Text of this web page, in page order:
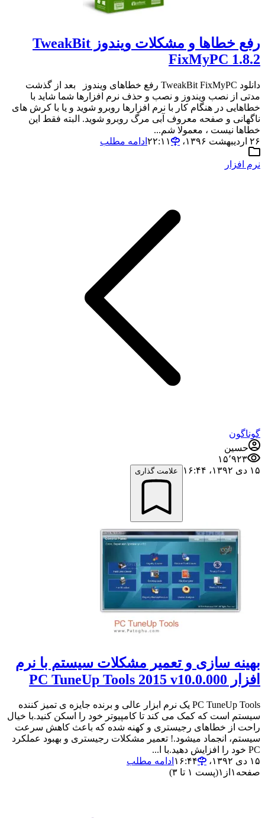
رفع خطاها و مشکلات ویندوز TweakBit
FixMyPC 1.8.2
دانلود TweakBit FixMyPC رفع خطاهای ویندوز بعد از گذشت
مدتی از نصب ویندوز و نصب و حذف نرم افزارها شما شاید با
خطاهایی در هنگام کار با نرم افزارها روبرو شوید و یا با کرش های
ناگهانی و صفحه معروف آبی مرگ روبرو شوید. البته فقط این
خطاها نیست ، معمولا شم...
۲۶ اردیبهشت ۱۳۹۶،‏ ۲۲:۱۱
ادامه مطلب
نرم افزار
گوناگون
حسین
۱۵٬۹۲۳
۱۵ دی ۱۳۹۲،‏ ۱۶:۴۴
علامت گذاری
بهینه سازی و تعمیر مشکلات سیستم با نرم
افزار PC TuneUp Tools 2015 v10.0.000
PC TuneUp Tools یک نرم ابزار عالی و برنده جایزه ی تمیز کننده
سیستم است که کمک می کند تا کامپیوتر خود را اسکن کنید.با خیال
راحت از خطاهای رجیستری و کهنه شده که باعث کاهش سرعت
سیستم، انجماد میشود.! تعمیر مشکلات رجیستری و بهبود عملکرد
PC خود را افزایش دهید.با ا...
۱۵ دی ۱۳۹۲،‏ ۱۶:۴۴
ادامه مطلب
صفحه ۱ از ۱(پست ۱ تا ۳)